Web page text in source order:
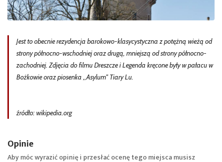
Jest to obecnie rezydencja barokowo-klasycystyczna z potężną wieżą od
strony północno-wschodniej oraz drugą, mniejszą od strony północno-
zachodniej. Zdjęcia do filmu Dreszcze i Legenda kręcone były w pałacu w
Bożkowie oraz piosenka ,,Asylum" Tiary Lu.
źródło: wikipedia.org
Opinie
Aby móc wyrazić opinię i przesłać ocenę tego miejsca musisz